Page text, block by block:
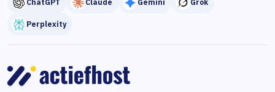
ChatGPT Claude Gemini Grok
Perplexity